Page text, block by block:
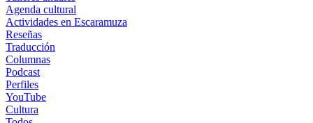
Agenda cultural
Actividades en Escaramuza
Reseñas
Traducción
Columnas
Podcast
Perfiles
YouTube
Cultura